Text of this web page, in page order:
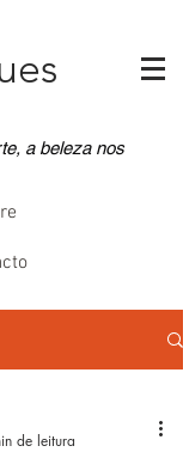
a beleza nos
de leitura